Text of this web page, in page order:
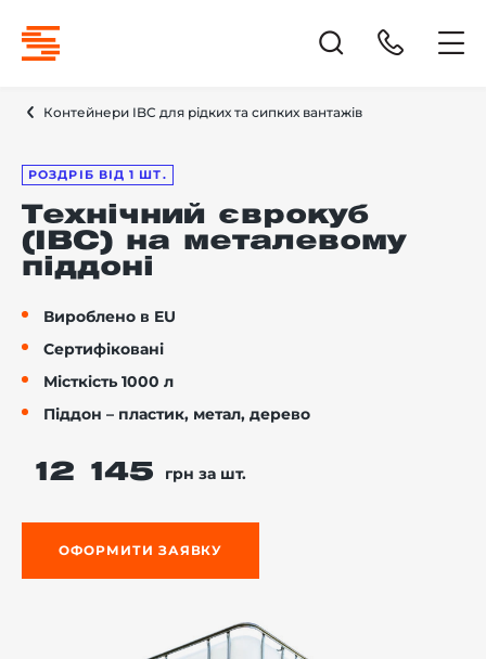
Контейнери IBC для рідких та сипких вантажів
РОЗДРІБ ВІД 1 ШТ.
Технічний єврокуб
(IBC) на металевому
піддоні
Вироблено в EU
Сертифіковані
Місткість 1000 л
Піддон – пластик, метал, дерево
12 145 грн за шт.
ОФОРМИТИ ЗАЯВКУ